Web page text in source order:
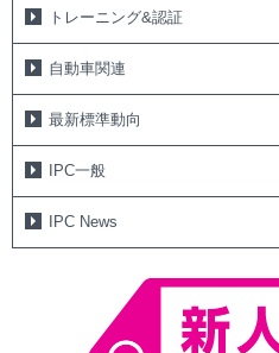
トレーニング&認証
自動車関連
最新標準動向
IPC一般
IPC News